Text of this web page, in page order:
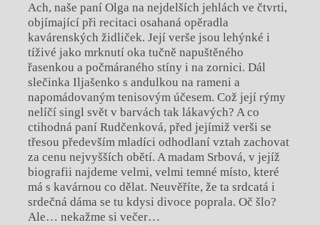
Ach, naše paní Olga na nejdelších jehlách ve čtvrti,
objímající při recitaci osahaná opěradla
kavárenských židliček. Její verše jsou lehýnké i
tíživé jako mrknutí oka tučně napuštěného
řasenkou a počmáraného stíny i na zornici. Dál
slečinka Iljašenko s andulkou na rameni a
napomádovaným tenisovým účesem. Což její rýmy
nelíčí singl svět v barvách tak lákavých? A co
ctihodná paní Rudčenková, před jejímiž verši se
třesou především mladíci odhodlaní vztah zachovat
za cenu nejvyšších obětí. A madam Srbová, v jejíž
biografii najdeme velmi, velmi temné místo, které
má s kavárnou co dělat. Neuvěříte, že ta srdcatá i
srdečná dáma se tu kdysi divoce poprala. Oč šlo?
Ale… nekažme si večer…